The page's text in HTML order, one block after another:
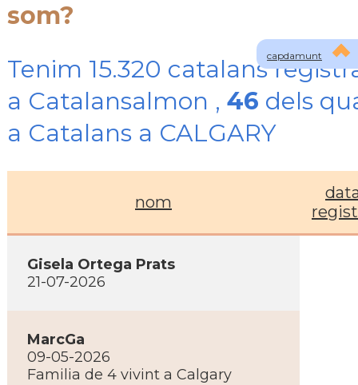
capdamunt
som?
Tenim 15.320 catalans
a Catalansalmon , 46 dels
a Catalans a CALGARY
nom
Gisela Ortega Prats
21-07-2026
MarcGa
09-05-2026
Familia de 4 vivint a Calgary